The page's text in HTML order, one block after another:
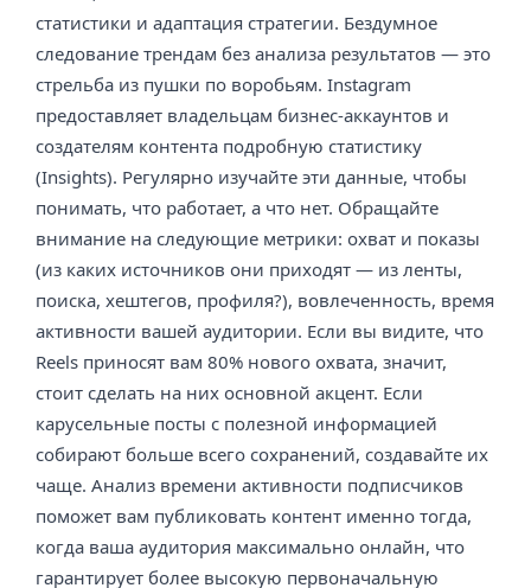
статистики и адаптация стратегии. Бездумное
следование трендам без анализа результатов — это
стрельба из пушки по воробьям. Instagram
предоставляет владельцам бизнес-аккаунтов и
создателям контента подробную статистику
(Insights). Регулярно изучайте эти данные, чтобы
понимать, что работает, а что нет. Обращайте
внимание на следующие метрики: охват и показы
(из каких источников они приходят — из ленты,
поиска, хештегов, профиля?), вовлеченность, время
активности вашей аудитории. Если вы видите, что
Reels приносят вам 80% нового охвата, значит,
стоит сделать на них основной акцент. Если
карусельные посты с полезной информацией
собирают больше всего сохранений, создавайте их
чаще. Анализ времени активности подписчиков
поможет вам публиковать контент именно тогда,
когда ваша аудитория максимально онлайн, что
гарантирует более высокую первоначальную